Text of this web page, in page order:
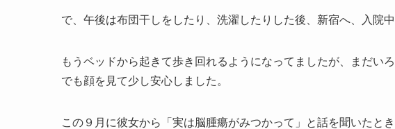
で、午後は布団干しをしたり、洗濯したりした後、新宿へ、入院
もうベッドから起きて歩き回れるようになってましたが、まだい
でも顔を見て少し安心しました。
この９月に彼女から「実は脳腫瘍がみつかって」と話を聞いたと